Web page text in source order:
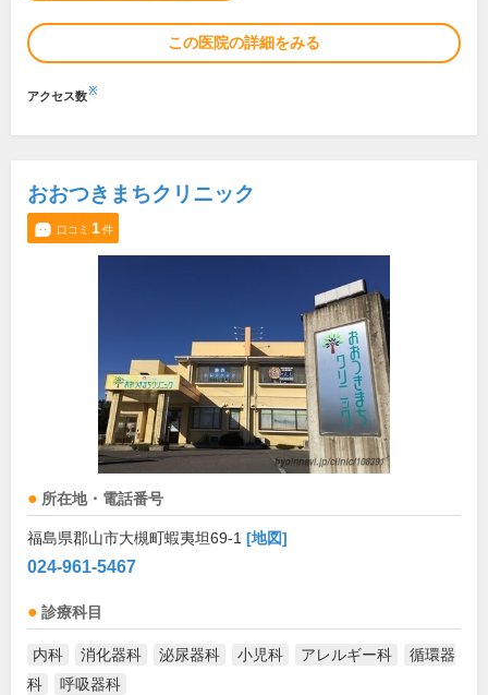
この医院の詳細をみる
アクセス数※
おおつきまちクリニック
口コミ 1件
所在地・電話番号
福島県郡山市大槻町蝦夷坦69-1 [地図]
024-961-5467
診療科目
内科 消化器科 泌尿器科 小児科 アレルギー科
循環器
科
呼吸器科